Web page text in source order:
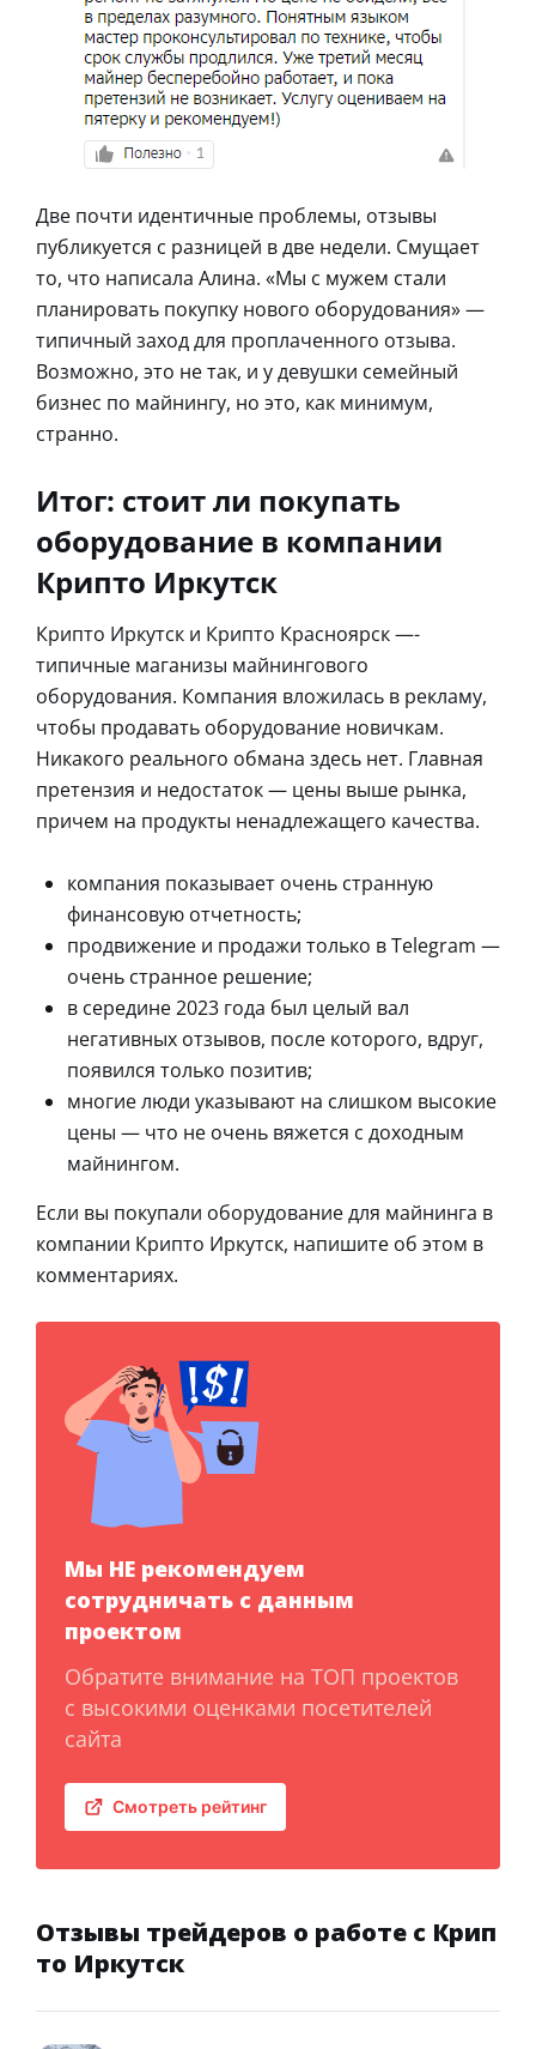
Две почти идентичные проблемы, отзывы
публикуется с разницей в две недели. Смущает
то, что написала Алина. «Мы с мужем стали
планировать покупку нового оборудования» —
типичный заход для проплаченного отзыва.
Возможно, это не так, и у девушки семейный
бизнес по майнингу, но это, как минимум,
странно.
Итог: стоит ли покупать
оборудование в компании
Крипто Иркутск
Крипто Иркутск и Крипто Красноярск —-
типичные маганизы майнингового
оборудования. Компания вложилась в рекламу,
чтобы продавать оборудование новичкам.
Никакого реального обмана здесь нет. Главная
претензия и недостаток — цены выше рынка,
причем на продукты ненадлежащего качества.
компания показывает очень странную
финансовую отчетность;
продвижение и продажи только в Telegram —
очень странное решение;
в середине 2023 года был целый вал
негативных отзывов, после которого, вдруг,
появился только позитив;
многие люди указывают на слишком высокие
цены — что не очень вяжется с доходным
майнингом.
Если вы покупали оборудование для майнинга в
компании Крипто Иркутск, напишите об этом в
комментариях.
Мы НЕ рекомендуем
сотрудничать с данным
проектом
Обратите внимание на ТОП проектов
с высокими оценками посетителей
сайта
Смотреть рейтинг
Отзывы трейдеров о работе с Крип
то Иркутск